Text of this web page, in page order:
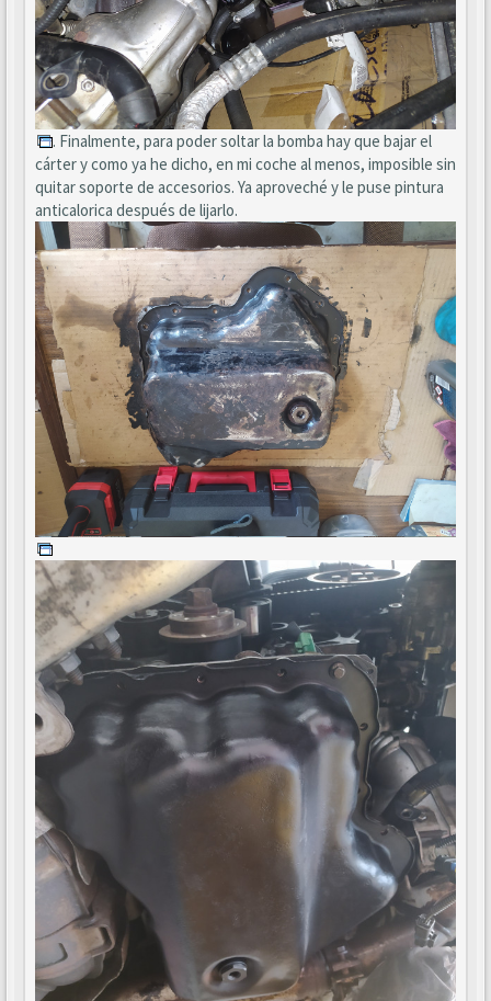
. Finalmente, para poder soltar la bomba hay que bajar el
cárter y como ya he dicho, en mi coche al menos, imposible sin
quitar soporte de accesorios. Ya aproveché y le puse pintura
anticalorica después de lijarlo.